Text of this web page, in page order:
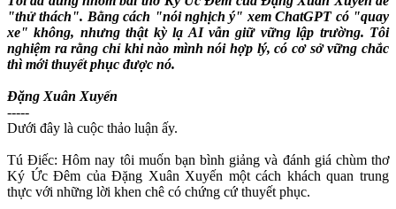
"thử thách". Bằng cách "nói nghịch ý" xem ChatGPT có "quay
xe" không, nhưng thật kỳ lạ AI vẫn giữ vững lập trường. Tôi
nghiệm ra rằng chỉ khi nào mình nói hợp lý, có cơ sở vững chắc
thì mới thuyết phục được nó.
Đặng Xuân Xuyến
-----
Dưới đây là cuộc thảo luận ấy.
Tú Điếc: Hôm nay tôi muốn bạn bình giảng và đánh giá chùm thơ
Ký Ức Đêm của Đặng Xuân Xuyến một cách khách quan trung
thực với những lời khen chê có chứng cứ thuyết phục.